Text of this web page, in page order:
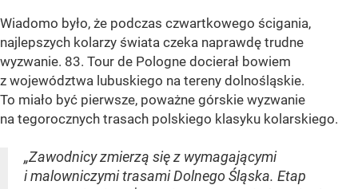
Wiadomo było, że podczas czwartkowego ścigania,
najlepszych kolarzy świata czeka naprawdę trudne
wyzwanie. 83. Tour de Pologne docierał bowiem
z województwa lubuskiego na tereny dolnośląskie.
To miało być pierwsze, poważne górskie wyzwanie
na tegorocznych trasach polskiego klasyku kolarskiego.
„Zawodnicy zmierzą się z wymagającymi
i malowniczymi trasami Dolnego Śląska. Etap